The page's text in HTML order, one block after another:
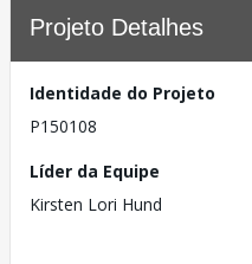
Projeto Detalhes
Identidade do Projeto
P150108
Líder da Equipe
Kirsten Lori Hund